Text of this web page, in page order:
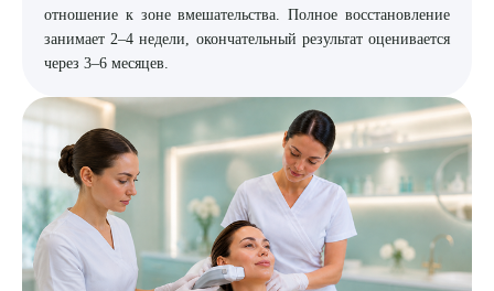
отношение к зоне вмешательства. Полное восстановление
занимает 2–4 недели, окончательный результат оценивается
через 3–6 месяцев.